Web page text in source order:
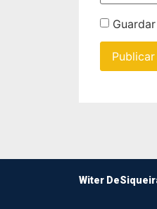
Witer